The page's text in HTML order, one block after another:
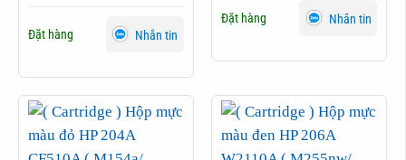
Đặt hàng Nhắn tin
Đặt hàng Nhắn tin